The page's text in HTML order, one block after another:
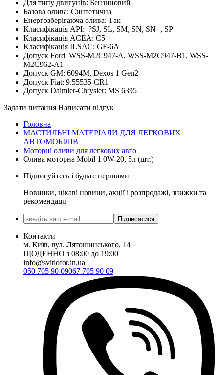
Для типу двигунів: Бензиновий
Базова олива: Синтетична
Енергозберігаюча олива: Так
Класифікація API: ?SJ, SL, SM, SN, SN+, SP
Класифікація ACEA: C5
Класифікація ILSAC: GF-6A
Допуск Ford: WSS-M2C947-A, WSS-M2C947-B1, WSS-
M2C962-A1
Допуск GM: 6094M, Dexos 1 Gen2
Допуск Fiat: 9.55535-CR1
Допуск Daimler-Chrysler: MS 6395
Задати питання Написати відгук
Головна
МАСТИЛЬНІ МАТЕРІАЛИ ДЛЯ ЛЕГКОВИХ
АВТОМОБІЛІВ
Моторні оливи для легкових авто
Олива моторна Mobil 1 0W-20, 5л (шт.)
Підписуйтесь і будьте першими
Новинки, цікаві новини, акції і розпродажі, знижки та
рекомендації
Підписатися
Контакти
м. Київ, вул. Лятошинського, 14
ЩОДЕННО з 08:00 до 19:00
info@svitlofor.in.ua
050 705 90 09067 705 90 09